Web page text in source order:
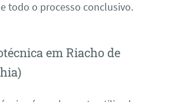
todo o processo conclusivo.
em Riacho de